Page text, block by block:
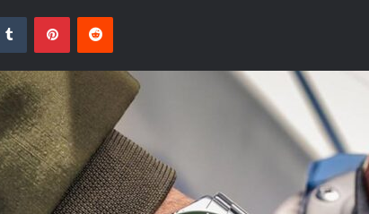
Tumblr PinterestReddit